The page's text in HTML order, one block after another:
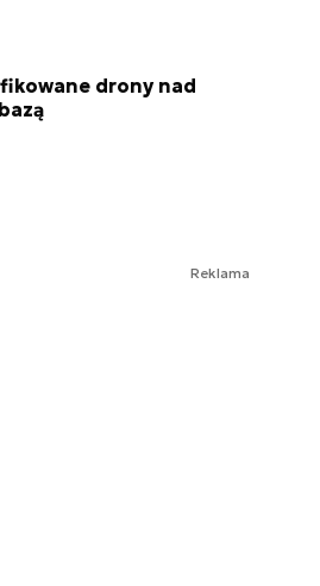
drony nad
Reklama